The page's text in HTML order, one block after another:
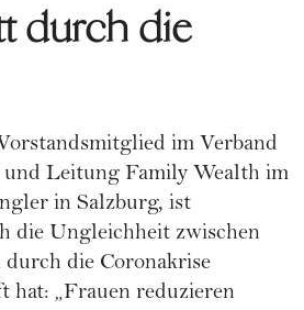
durch die
im Verband
Leitung Family Wealth im
in Salzburg, ist
die Ungleichheit zwischen
die Coronakrise
hat: „Frauen reduzieren